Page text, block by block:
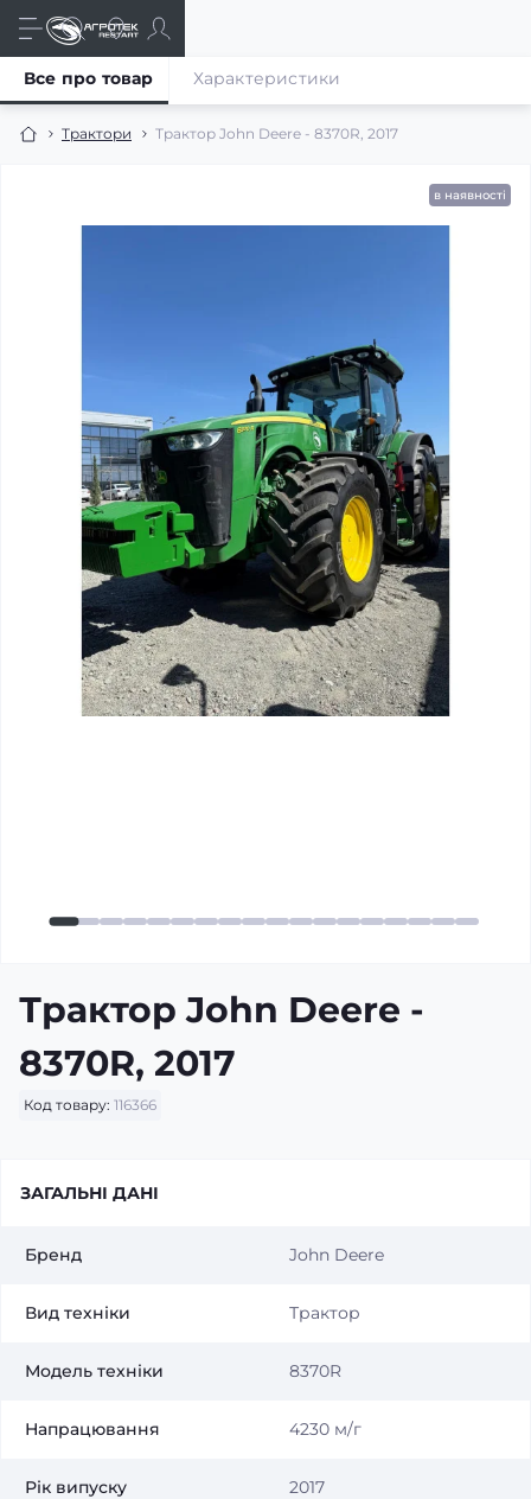
Трактори Трактор John Deere - 8370R, 2017
Все про товар Характеристики
в наявності
Трактор John Deere -
8370R, 2017
Код товару: 116366
ЗАГАЛЬНІ ДАНІ
Бренд John Deere
Вид техніки Трактор
Модель технiки 8370R
Напрацювання 4230 м/г
Рік випуску 2017